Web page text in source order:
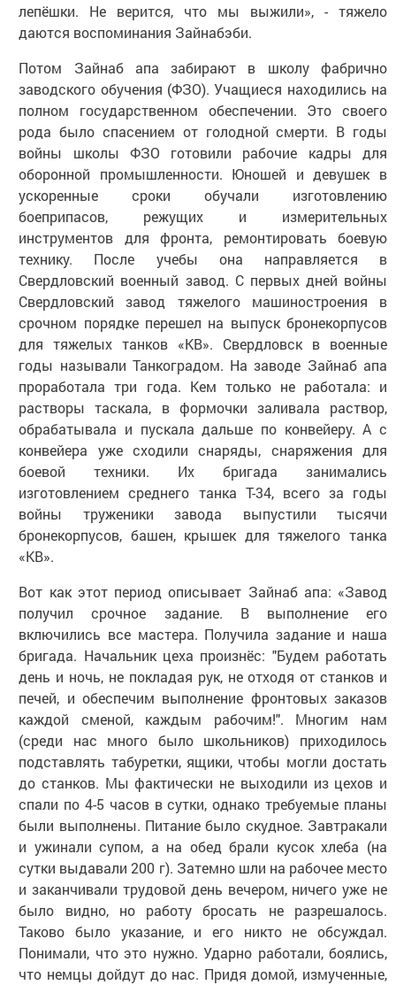
лепёшки. Не верится, что мы выжили», - тяжело
даются воспоминания Зайнабэби.
Потом Зайнаб апа забирают в школу фабрично
заводского обучения (ФЗО). Учащиеся находились на
полном государственном обеспечении. Это своего
рода было спасением от голодной смерти. В годы
войны школы ФЗО готовили рабочие кадры для
оборонной промышленности. Юношей и девушек в
ускоренные сроки обучали изготовлению
боеприпасов, режущих и измерительных
инструментов для фронта, ремонтировать боевую
технику. После учебы она направляется в
Свердловский военный завод. С первых дней войны
Свердловский завод тяжелого машиностроения в
срочном порядке перешел на выпуск бронекорпусов
для тяжелых танков «КВ». Свердловск в военные
годы называли Танкоградом. На заводе Зайнаб апа
проработала три года. Кем только не работала: и
растворы таскала, в формочки заливала раствор,
обрабатывала и пускала дальше по конвейеру. А с
конвейера уже сходили снаряды, снаряжения для
боевой техники. Их бригада занимались
изготовлением среднего танка Т-34, всего за годы
войны труженики завода выпустили тысячи
бронекорпусов, башен, крышек для тяжелого танка
«КВ».
Вот как этот период описывает Зайнаб апа: «Завод
получил срочное задание. В выполнение его
включились все мастера. Получила задание и наша
бригада. Начальник цеха произнёс: "Будем работать
день и ночь, не покладая рук, не отходя от станков и
печей, и обеспечим выполнение фронтовых заказов
каждой сменой, каждым рабочим!". Многим нам
(среди нас много было школьников) приходилось
подставлять табуретки, ящики, чтобы могли достать
до станков. Мы фактически не выходили из цехов и
спали по 4-5 часов в сутки, однако требуемые планы
были выполнены. Питание было скудное. Завтракали
и ужинали супом, а на обед брали кусок хлеба (на
сутки выдавали 200 г). Затемно шли на рабочее место
и заканчивали трудовой день вечером, ничего уже не
было видно, но работу бросать не разрешалось.
Таково было указание, и его никто не обсуждал.
Понимали, что это нужно. Ударно работали, боялись,
что немцы дойдут до нас. Придя домой, измученные,